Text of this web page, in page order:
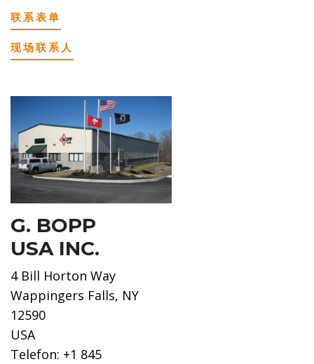
联系表单
现场联系人
G. BOPP
USA INC.
4 Bill Horton Way
Wappingers Falls, NY
12590
USA
Telefon: +1 845